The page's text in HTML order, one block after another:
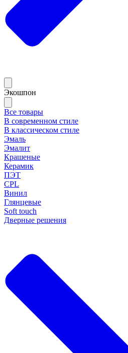
Экошпон
Все товары
В современном стиле
В классическом стиле
Эмаль
Эмалит
Крашеные
Керамик
ПЭТ
CPL
Винил
Глянцевые
Soft touch
Дверные решения